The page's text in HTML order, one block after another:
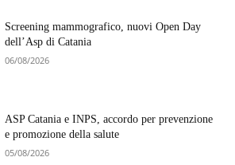
Screening mammografico, nuovi Open Day
dell’Asp di Catania
06/08/2026
ASP Catania e INPS, accordo per prevenzione
e promozione della salute
05/08/2026